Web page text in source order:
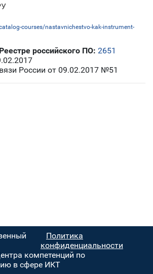
courses/nastavnichestvo-kak-instrument-
российского ПО: 2651
России от 09.02.2017 №51
Политика
конфиденциальности
компетенций по
в сфере ИКТ